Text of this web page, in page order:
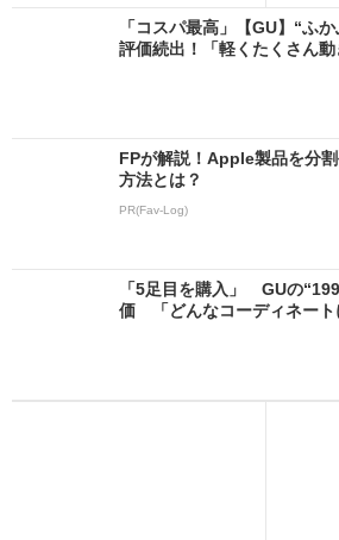
「コスパ最高」【GU】“ふ
評価続出！「軽くたくさん
FPが解説！Apple製品を分
方法とは？
PR(Fav-Log)
「5足目を購入」 GUの
価 「どんなコーディネート